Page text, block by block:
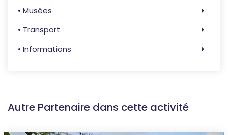
• Musées
• Transport
• Informations
Autre Partenaire dans cette activité